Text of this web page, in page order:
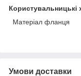
Користувальницькі
Матеріал фланця
Умови доставки